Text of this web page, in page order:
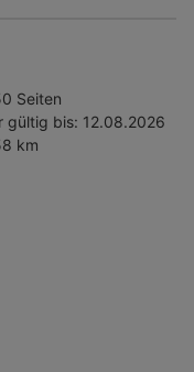
Seiten
gültig bis: 12.08.2026
km